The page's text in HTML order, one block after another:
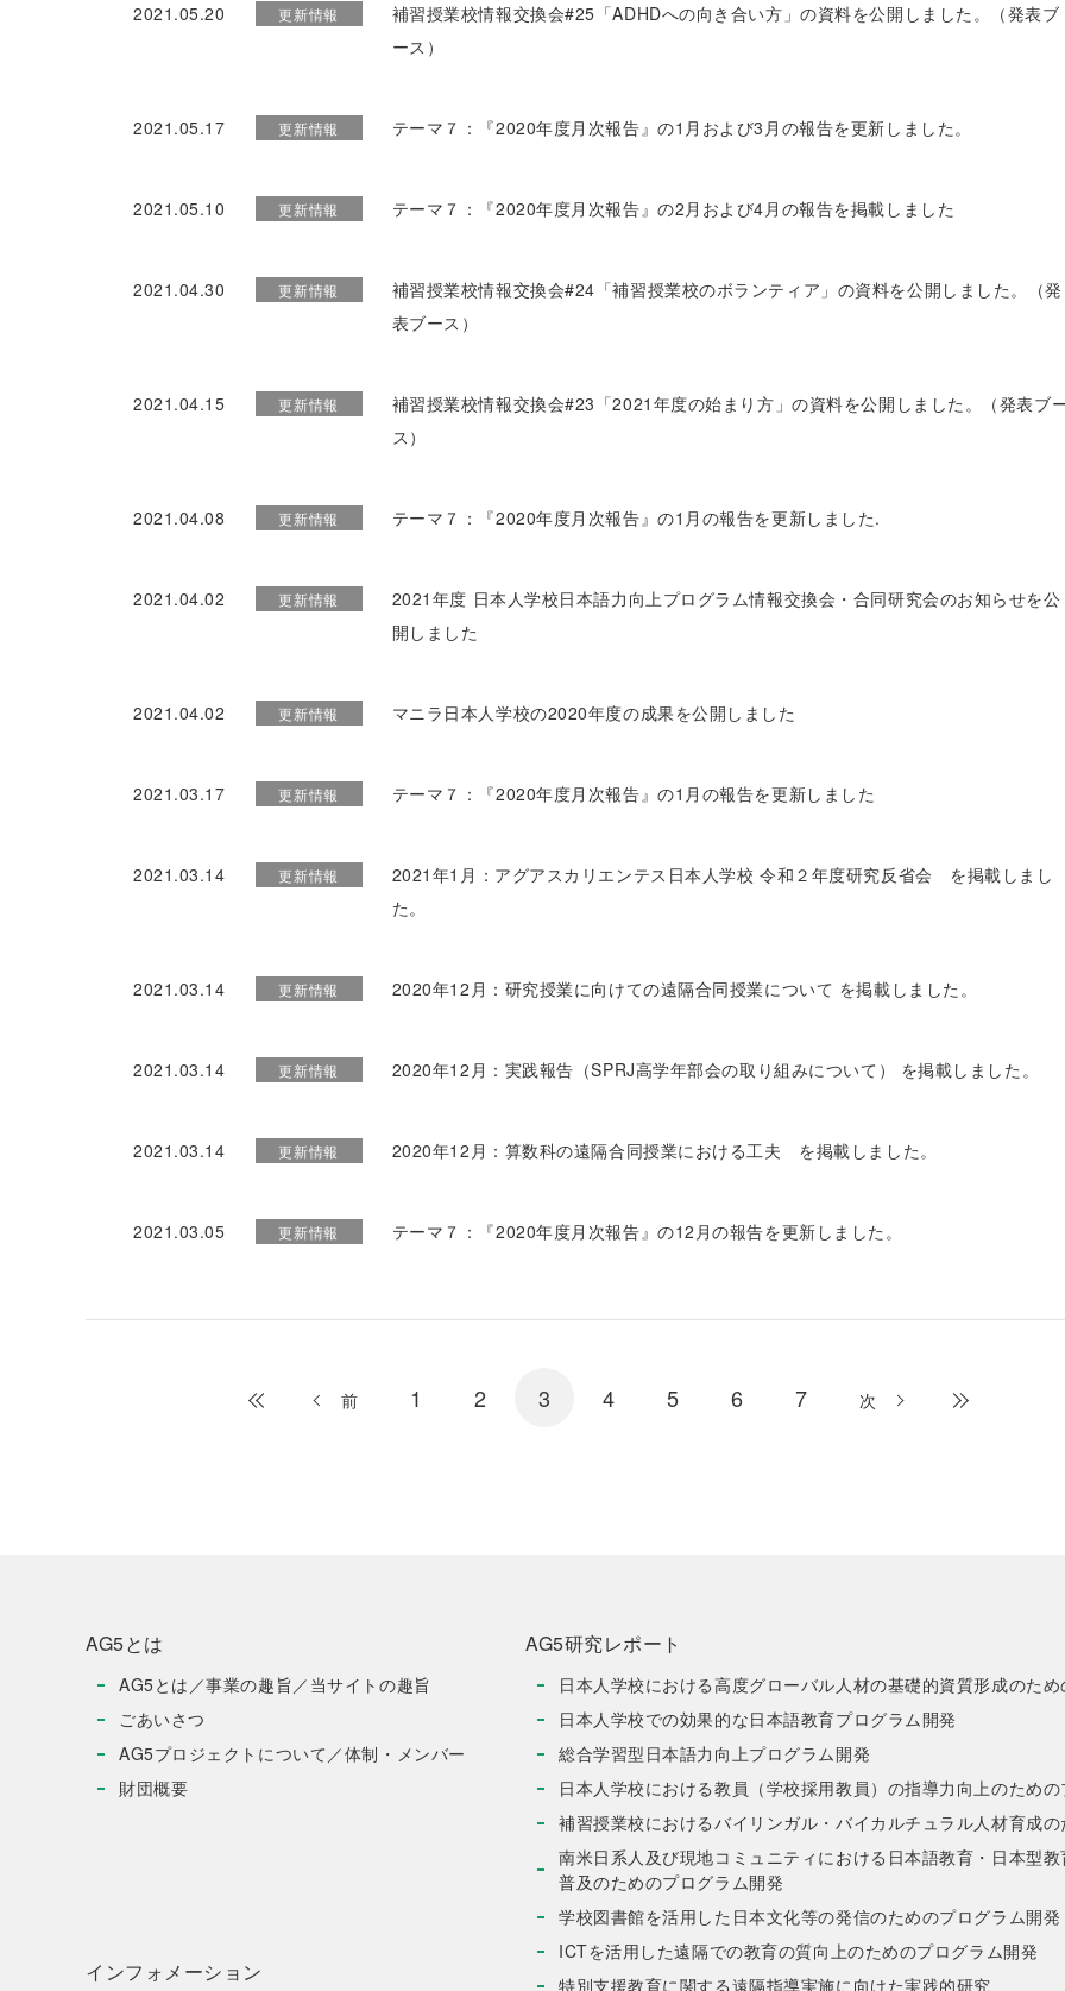
2021.05.20 更新情報
補習授業校情報交換会#25「ADHDへの向き合い方」の資料を公開しました。（発表ブ
ース）
2021.05.17 更新情報 テーマ７：『2020年度月次報告』の1月および3月の報告を更新しました。
2021.05.10 更新情報 テーマ７：『2020年度月次報告』の2月および4月の報告を掲載しました
2021.04.30 更新情報
補習授業校情報交換会#24「補習授業校のボランティア」の資料を公開しました。（発
表ブース）
2021.04.15 更新情報
補習授業校情報交換会#23「2021年度の始まり方」の資料を公開しました。（発表ブ
ス）
2021.04.08 更新情報 テーマ７：『2020年度月次報告』の1月の報告を更新しました.
2021.04.02 更新情報
2021年度 日本人学校日本語力向上プログラム情報交換会・合同研究会のお知らせを公
開しました
2021.04.02 更新情報 マニラ日本人学校の2020年度の成果を公開しました
2021.03.17 更新情報 テーマ７：『2020年度月次報告』の1月の報告を更新しました
2021.03.14 更新情報
2021年1月：アグアスカリエンテス日本人学校 令和２年度研究反省会 を掲載しまし
た。
2021.03.14 更新情報 2020年12月：研究授業に向けての遠隔合同授業について を掲載しました。
2021.03.14 更新情報 2020年12月：実践報告（SPRJ高学年部会の取り組みについて） を掲載しました。
2021.03.14 更新情報 2020年12月：算数科の遠隔合同授業における工夫 を掲載しました。
2021.03.05 更新情報 テーマ７：『2020年度月次報告』の12月の報告を更新しました。
前 1 2 3 4 5 6 7 次
AG5とは
AG5とは／事業の趣旨／当サイトの趣旨
ごあいさつ
AG5プロジェクトについて／体制・メンバー
財団概要
インフォメーション
AG5研究レポート
日本人学校における高度グローバル人材の基礎的資質形成のた
日本人学校での効果的な日本語教育プログラム開発
総合学習型日本語力向上プログラム開発
日本人学校における教員（学校採用教員）の指導力向上のため
補習授業校におけるバイリンガル・バイカルチュラル人材育成
南米日系人及び現地コミュニティにおける日本語教育・日本型
普及のためのプログラム開発
学校図書館を活用した日本文化等の発信のためのプログラム開発
ICTを活用した遠隔での教育の質向上のためのプログラム開発
特別支援教育に関する遠隔指導実施に向けた実践的研究